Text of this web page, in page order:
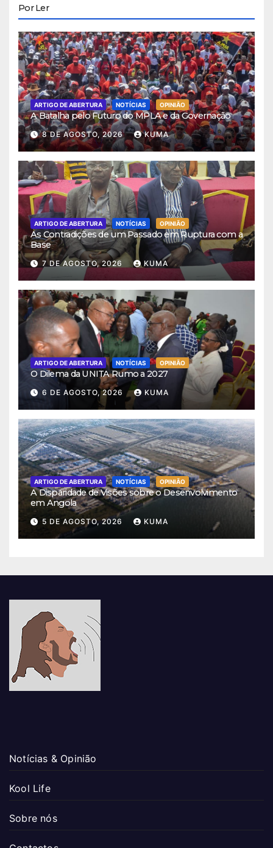
Por Ler
ARTIGO DE ABERTURA NOTÍCIAS OPINIÃO
A Batalha pelo Futuro do MPLA e da Governação
8 DE AGOSTO, 2026 KUMA
ARTIGO DE ABERTURA NOTÍCIAS OPINIÃO
As Contradições de um Passado em Ruptura com a
Base
7 DE AGOSTO, 2026 KUMA
ARTIGO DE ABERTURA NOTÍCIAS OPINIÃO
O Dilema da UNITA Rumo a 2027
6 DE AGOSTO, 2026 KUMA
ARTIGO DE ABERTURA NOTÍCIAS OPINIÃO
A Disparidade de Visões sobre o Desenvolvimento
em Angola
5 DE AGOSTO, 2026 KUMA
Notícias & Opinião
Kool Life
Sobre nós